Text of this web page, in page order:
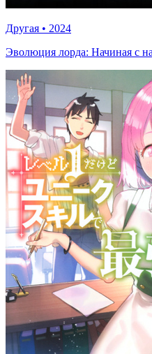
Другая • 2024
Эволюция лорда: Начиная с